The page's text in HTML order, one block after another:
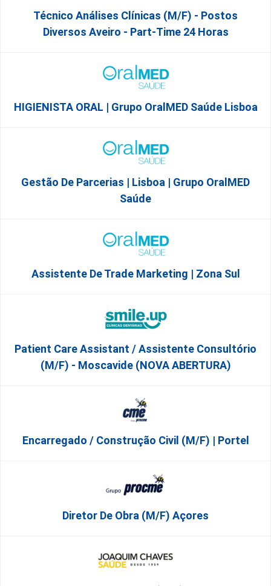
Técnico Análises Clínicas (M/F) - Postos
Diversos Aveiro - Part-Time 24 Horas
HIGIENISTA ORAL | Grupo OralMED Saúde Lisboa
Gestão De Parcerias | Lisboa | Grupo OralMED
Saúde
Assistente De Trade Marketing | Zona Sul
Patient Care Assistant / Assistente Consultório
(M/F) - Moscavide (NOVA ABERTURA)
Encarregado / Construção Civil (m/f) | Portel
Diretor De Obra (m/f) Açores